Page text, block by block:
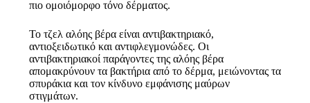
πιο ομοιόμορφο τόνο δέρματος.
Το τζελ αλόης βέρα είναι αντιβακτηριακό,
αντιοξειδωτικό και αντιφλεγμονώδες. Οι
αντιβακτηριακοί παράγοντες της αλόης βέρα
απομακρύνουν τα βακτήρια από το δέρμα, μειώνοντας τα
σπυράκια και τον κίνδυνο εμφάνισης μαύρων
στιγμάτων.